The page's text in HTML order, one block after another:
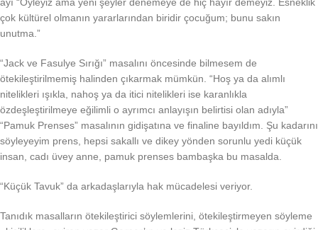
çok kültürel olmanın yararlarından biridir çocuğum; bunu sakın
unutma.”
“Jack ve Fasulye Sırığı” masalını öncesinde bilmesem de
ötekileştirilmemiş halinden çıkarmak mümkün. “Hoş ya da alımlı
nitelikleri ışıkla, nahoş ya da itici nitelikleri ise karanlıkla
özdeşleştirilmeye eğilimli o ayrımcı anlayışın belirtisi olan adıyla”
“Pamuk Prenses” masalının gidişatına ve finaline bayıldım. Şu kadarını
söyleyeyim prens, hepsi sakallı ve dikey yönden sorunlu yedi küçük
insan, cadı üvey anne, pamuk prenses bambaşka bu masalda.
“Küçük Tavuk” da arkadaşlarıyla hak mücadelesi veriyor.
Tanıdık masalların ötekileştirici söylemlerini, ötekileştirmeyen söyleme